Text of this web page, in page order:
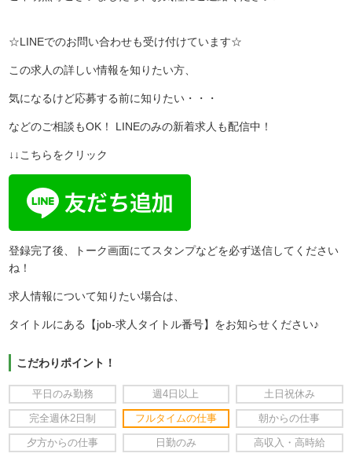
☆LINEでのお問い合わせも受け付けています☆
この求人の詳しい情報を知りたい方、
気になるけど応募する前に知りたい・・・
などのご相談もOK！ LINEのみの新着求人も配信中！
↓↓こちらをクリック
登録完了後、トーク画面にてスタンプなどを必ず送信してください
ね！
求人情報について知りたい場合は、
タイトルにある【job-求人タイトル番号】をお知らせください♪
こだわりポイント！
平日のみ勤務 週4日以上 土日祝休み
完全週休2日制 フルタイムの仕事 朝からの仕事
夕方からの仕事 日勤のみ 高収入・高時給